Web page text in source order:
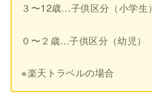
３〜12歳…子供区分（小学生）
０〜２歳…子供区分（幼児）
※楽天トラベルの場合